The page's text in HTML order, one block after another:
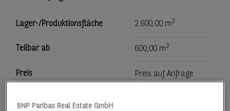
Lager-/Produktionsfläche 2.600,00 m2
Teilbar ab 600,00 m2
Preis Preis auf Anfrage
Details anzeigen
BNP Paribas Real Estate GmbH